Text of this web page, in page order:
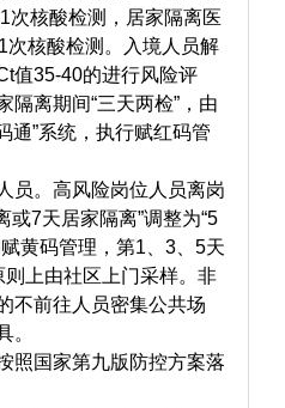
次核酸检测，居家隔离医
次核酸检测。入境人员解
值35-40的进行风险评
隔离期间“三天两检”，由
通”系统，执行赋红码管
。高风险岗位人员离岗
或7天居家隔离”调整为“5
黄码管理，第1、3、5天
上由社区上门采样。非
不前往人员密集公共场
。
国家第九版防控方案落